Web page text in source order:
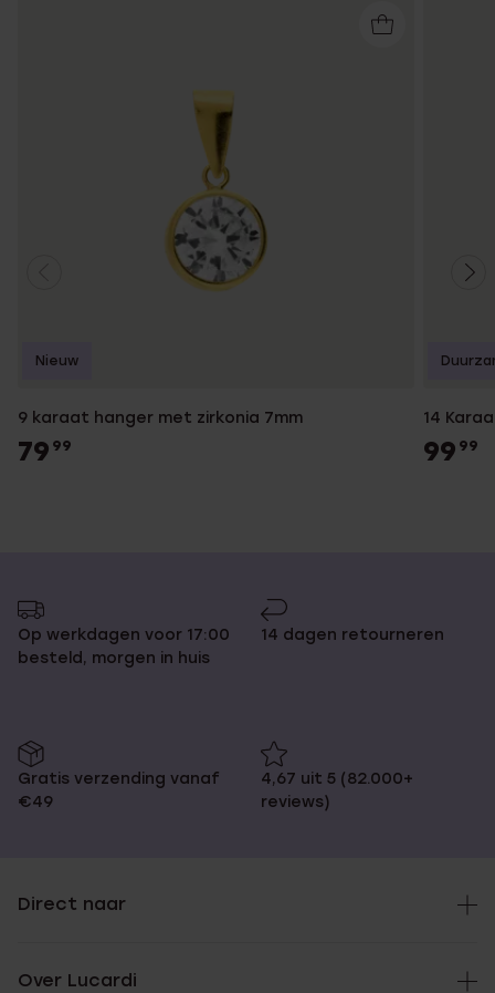
9 karaat hanger met zirkonia 7mm
79 99
Nieuw
14
99 99
Op werkdagen voor 17:00
besteld, morgen in huis
14 dagen retourneren
Gratis verzending vanaf
€49
4,67 uit 5 (82.000+
reviews)
Direct naar
Over Lucardi